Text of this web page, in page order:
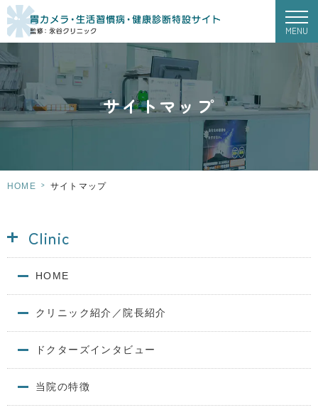
MENU
サイトマップ
HOME > サイトマップ
Clinic
HOME
クリニック紹介／院長紹介
ドクターズインタビュー
当院の特徴